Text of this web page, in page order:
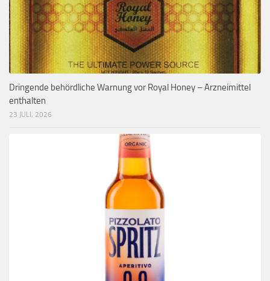
Dringende behördliche Warnung vor Royal Honey – Arzneimittel
enthalten
23 JULI, 2026